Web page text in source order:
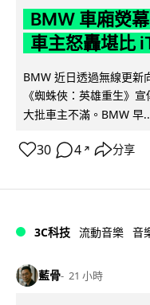
BMW 車廂熒
車主怒轟堪比
BMW 近日透過無線更新
《蜘蛛俠：英雄重生》
大批車主不滿。BMW 早
30 4 ↗ 分享
3C科技 流動音樂 音
藍骨 21 小時